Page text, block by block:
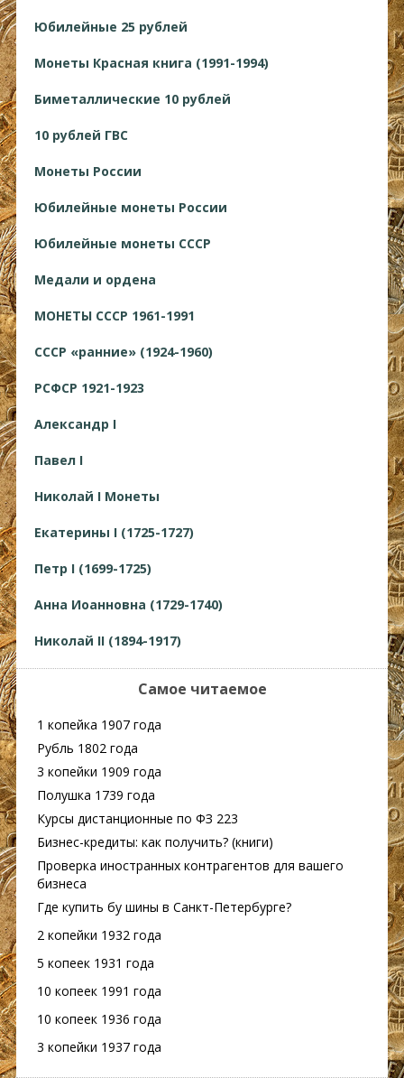
Юбилейные 25 рублей
Монеты Красная книга (1991-1994)
Биметаллические 10 рублей
10 рублей ГВС
Монеты России
Юбилейные монеты России
Юбилейные монеты СССР
Медали и ордена
МОНЕТЫ СССР 1961-1991
СССР «ранние» (1924-1960)
РСФСР 1921-1923
Александр I
Павел I
Николай I Монеты
Екатерины I (1725-1727)
Петр I (1699-1725)
Анна Иоанновна (1729-1740)
Николай II (1894-1917)
Самое читаемое
1 копейка 1907 года
Рубль 1802 года
3 копейки 1909 года
Полушка 1739 года
Курсы дистанционные по ФЗ 223
Бизнес-кредиты: как получить? (книги)
Проверка иностранных контрагентов для вашего
бизнеса
Где купить бу шины в Санкт-Петербурге?
2 копейки 1932 года
5 копеек 1931 года
10 копеек 1991 года
10 копеек 1936 года
3 копейки 1937 года